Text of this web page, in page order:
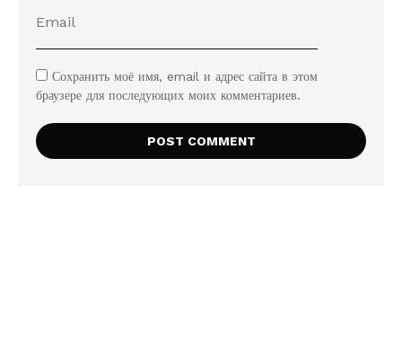
Сохранить моё имя, email и адрес сайта в этом
браузере для последующих моих комментариев.